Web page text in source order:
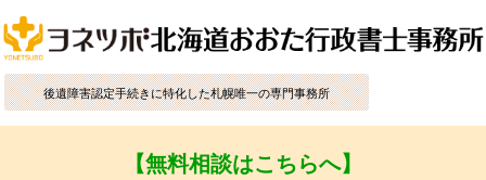
後遺障害認定手続きに特化した札幌唯一の専門事務所
【無料相談はこちらへ】